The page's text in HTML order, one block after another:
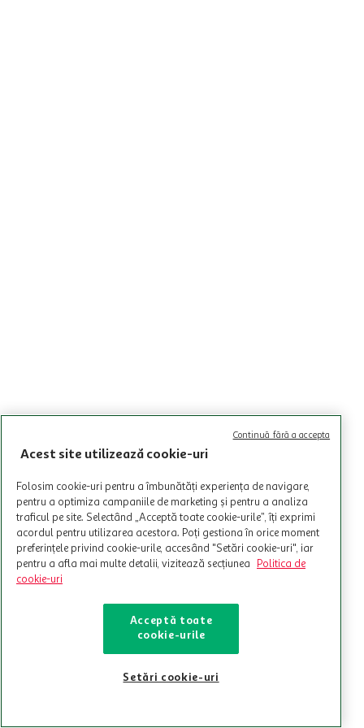
Acest site utilizează cookie-uri
Folosim cookie-uri pentru a îmbunătăți experiența de navigare,
pentru a optimiza campaniile de marketing și pentru a analiza
traficul pe site. Selectând „Acceptă toate cookie-urile”, îți exprimi
acordul pentru utilizarea acestora. Poți gestiona în orice moment
preferințele privind cookie-urile, accesând "Setări cookie-uri", iar
pentru a afla mai multe detalii, vizitează secțiunea
Politica de
cookie-uri
Acceptă toate
cookie-urile
Setări cookie-uri
Continuă fără a accepta